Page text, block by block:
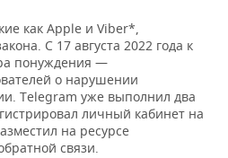
как Apple и Viber*,
С 17 августа 2022 года к
понуждения —
о нарушении
Telegram уже выполнил два
личный кабинет на
на ресурсе
связи.